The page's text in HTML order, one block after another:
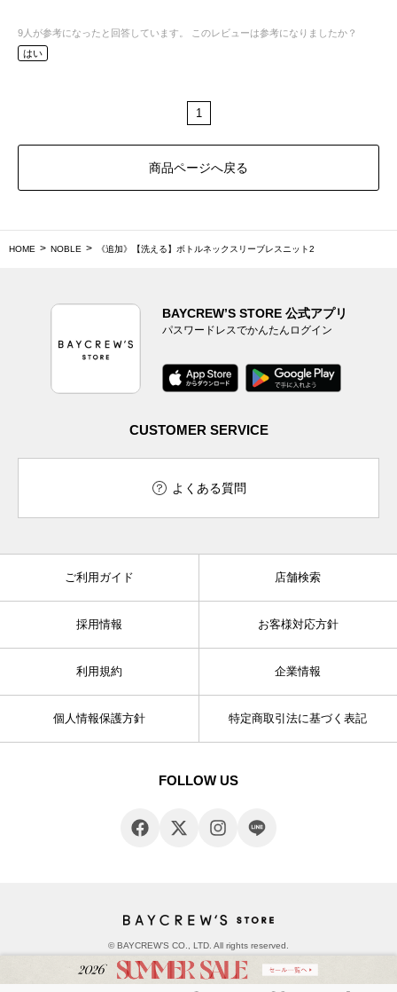
9 人が参考になったと回答しています。
このレビューは参考になりましたか？
はい
1
商品ページへ戻る
HOME NOBLE 《追加》【洗える】ボトルネックスリーブレスニット2
BAYCREW’S STORE 公式アプリ
パスワードレスでかんたんログイン
CUSTOMER SERVICE
よくある質問
ご利用ガイド 店舗検索
採用情報 お客様対応方針
利用規約 企業情報
個人情報保護方針 特定商取引法に基づく表記
FOLLOW US
© BAYCREW’S CO., LTD. All rights reserved.